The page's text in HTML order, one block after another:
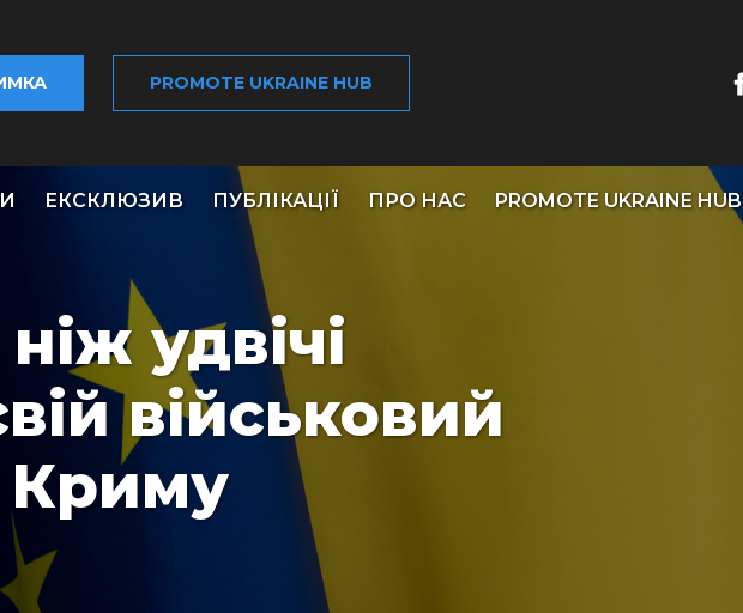
PROMOTE UKRAINE HUB
ЕКСКЛЮЗИВ ПУБЛІКАЦІЇ ПРО НАС PROMOTE UKRAINE HUB
удвічі
військовий
Криму